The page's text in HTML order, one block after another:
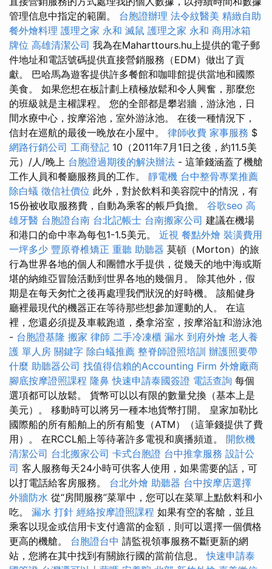
管理信息中指定的範圍。 台胞證辦理 法令紋醫美 精緻自助
餐外燴料理 護理之家 永和 滅鼠 護理之家 永和 商用冰箱
牌位 高雄清潔公司 我為在Maharttours.hu上提供的電子郵
件地址和電話號碼提供直接營銷服務（EDM）做出了貢
獻。 巴哈馬為遊客提供許多餐館和咖啡館提供當地和國際
美食。 如果您想在板計劃上積極放鬆和令人興奮，那麼您
的班級就是主權課程。 您的全部都是攀岩牆，游泳池，日
間水療中心，按摩浴池，室外游泳池。 在後一種情況下，
信封在巡航的最後一晚放在小屋中。 律師收費 家事服務 $
網路行銷公司 工商登記 10（2011年7月1日之後，約11.5美
元）/人/晚上 台胞證過期後的解決辦法 - 這筆錢涵蓋了機艙
工作人員和餐廳服務員的工作。 靜電機 台中整骨專業推薦
除白蟻 徵信社價位 此外，對於飲料和美容院中的情況，有
15份被收取服務費，自動為乘客的帳戶負擔。 谷歌seo 高
雄牙醫 台胞證台南 台北記帳士 台南搬家公司 建議在機場
和港口的命中率為每包1-1.5美元。 近視 餐點外燴 裝潢費用
一坪多少 豐原脊椎矯正 重聽 助聽器 莫頓（Morton）的旅
行為世界各地的個人和團體水手提供，從幾天的地中海或斯
堪的納維亞冒險活動到世界各地的幾個月。 除其他外，假
期是在每天匆忙之後再處理我們狀況的好時機。 該船健身
廳裡最現代的機器正在等待那些想參加運動的人。 在這
裡，您還必須提及車載跑道，桑拿浴室，按摩浴缸和游泳池
- 台胞證基隆 搬家 律師 二手冷凍櫃 漏水 到府外燴 老人養
護 單人房 關鍵字 除白蟻推薦 整脊師證照培訓 辦護照要帶
什麼 助聽器公司 找值得信賴的Accounting Firm 外燴廠商
腳底按摩證照課程 隆鼻 快速申請泰國簽證 電話查詢 每個
選項都可以放鬆。 貨幣可以以有限的數量兌換（基本上是
美元）。 移動時可以將另一種本地貨幣打開。 皇家加勒比
國際船的所有船舶上的所有船隻（ATM）（這筆錢提供了費
用）。 在RCCL船上等待著許多電視和廣播頻道。 開飲機
清潔公司 台北搬家公司 卡式台胞證 台中推拿服務 設計公
司 客人服務每天24小時可供客人使用，如果需要的話，可
以打電話給客房服務。 台北外燴 助聽器 台中按摩店選擇
外牆防水 從“房間服務”菜單中，您可以在菜單上點飲料和小
吃。 漏水 打針 經絡按摩證照課程 如果有空的客艙，並且
乘客以現金或信用卡支付適當的金額，則可以選擇一個價格
更高的機艙。 台胞證台中 請監視領事服務不斷更新的網
站，您將在其中找到有關旅行國的當前信息。快速申請泰